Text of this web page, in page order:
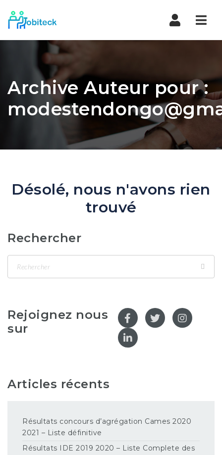
Archive Auteur pour :
Désolé, nous n'avons rien
trouvé
Rechercher
Rejoignez nous
sur
Articles récents
Résultats concours d’agrégation Cames 2020
2021 – Liste définitive
Résultats IDE 2019 2020 – Liste Complete des